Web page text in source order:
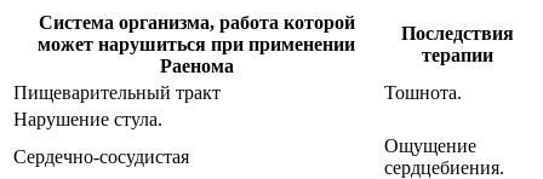
Система организма, работа которой
может нарушиться при применении
Раенома
Последствия
терапии
Пищеварительный тракт
Тошнота.
Нарушение стула.
Сердечно-сосудистая
Ощущение
сердцебиения.